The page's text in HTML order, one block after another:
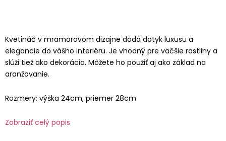
Kvetináč v mramorovom dizajne dodá dotyk luxusu a
elegancie do vášho interiéru. Je vhodný pre väčšie rastliny a
slúži tiež ako dekorácia. Môžete ho použiť aj ako základ na
aranžovanie.
Rozmery: výška 24cm, priemer 28cm
Zobraziť celý popis